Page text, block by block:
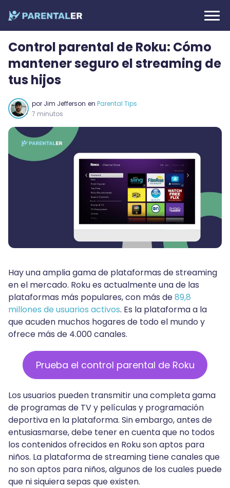
Control parental de Roku: Cómo
mantener seguro el streaming de
tus hijos
por Jim Jefferson en Parental Tips
7 minutos
Hay una amplia gama de plataformas de streaming
en el mercado. Roku es actualmente una de las
plataformas más populares, con más de89,8
millones de usuarios activos. Es la plataforma a la
que acuden muchos hogares de todo el mundo y
ofrece más de 4.000 canales.
Prueba el control parental de Roku
Los usuarios pueden transmitir una completa gama
de programas de TV y películas y programación
deportiva en la plataforma. Sin embargo, antes de
entusiasmarse, debe tener en cuenta que no todos
los contenidos ofrecidos en Roku son aptos para
niños. La plataforma de streaming tiene canales que
no son aptos para niños, algunos de los cuales puede
que ni siquiera sepas que existen.